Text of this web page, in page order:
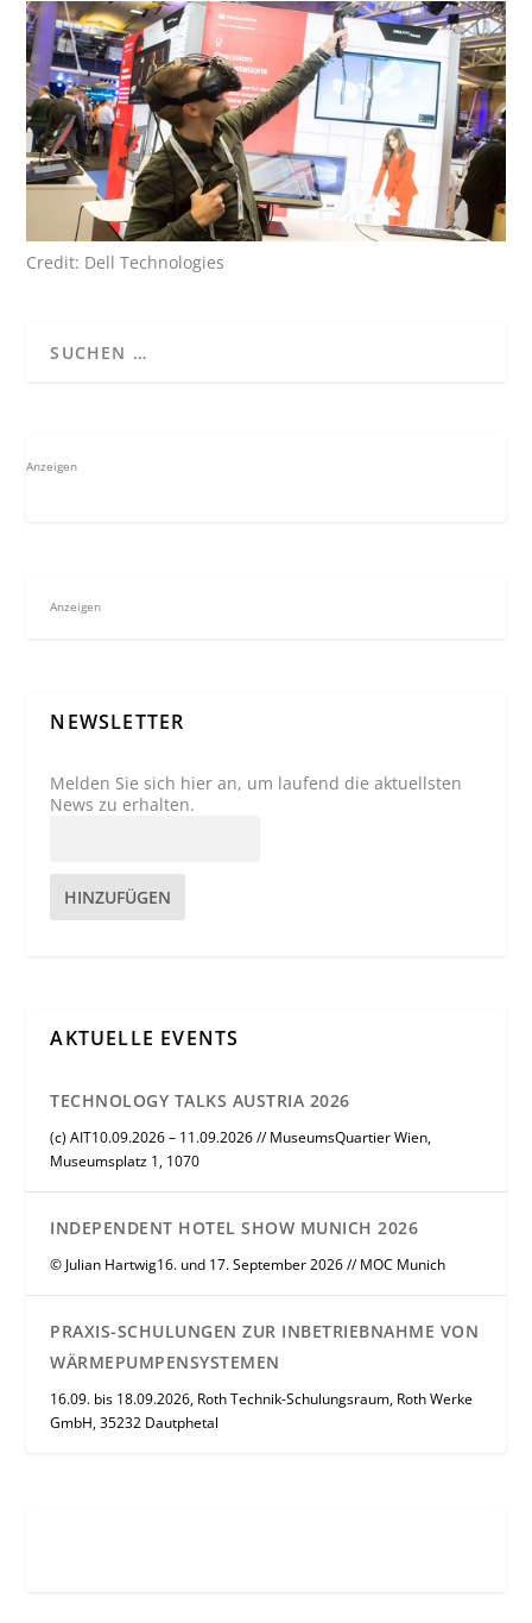
Credit: Dell Technologies
Anzeigen
Anzeigen
NEWSLETTER
Melden Sie sich hier an, um laufend die aktuellsten
News zu erhalten.
HINZUFÜGEN
AKTUELLE EVENTS
TECHNOLOGY TALKS AUSTRIA 2026
(c) AIT10.09.2026 – 11.09.2026 // MuseumsQuartier Wien,
Museumsplatz 1, 1070
INDEPENDENT HOTEL SHOW MUNICH 2026
© Julian Hartwig16. und 17. September 2026 // MOC Munich
PRAXIS-SCHULUNGEN ZUR INBETRIEBNAHME VON
WÄRMEPUMPENSYSTEMEN
16.09. bis 18.09.2026, Roth Technik-Schulungsraum, Roth Werke
GmbH, 35232 Dautphetal